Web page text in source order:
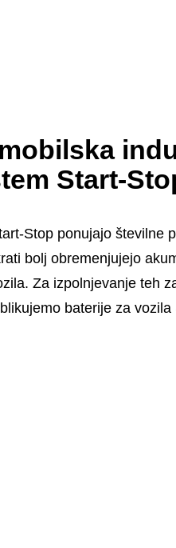
Start-
Stop ponujajo številne
bolj obremenjujejo
Za izpolnjevanje teh
baterije za vozila